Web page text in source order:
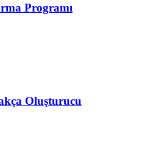
Programı
Oluşturucu